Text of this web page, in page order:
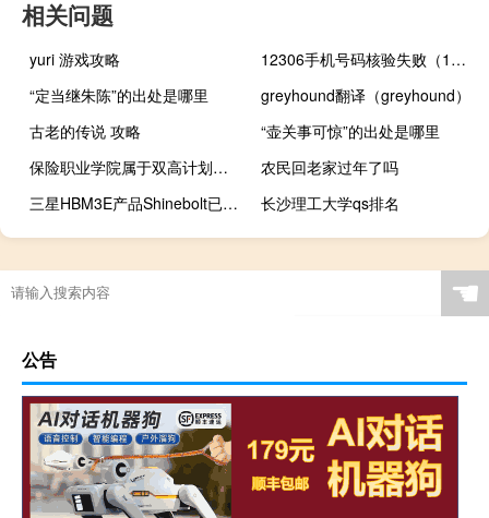
相关问题
yuri 游戏攻略
12306手机号码核验失败（12306手机号码核验）
“定当继朱陈”的出处是哪里
greyhound翻译（greyhound）
古老的传说 攻略
“壶关事可惊”的出处是哪里
保险职业学院属于双高计划院校吗
农民回老家过年了吗
三星HBM3E产品Shinebolt已向客户送样 数据传输速度比HBM3高约50%
长沙理工大学qs排名
☚
公告